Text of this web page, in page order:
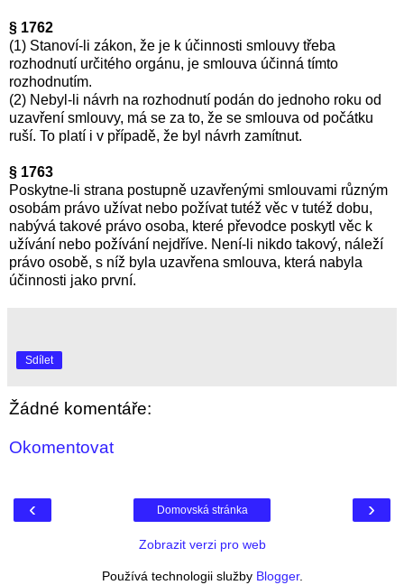
§ 1762
(1) Stanoví-li zákon, že je k účinnosti smlouvy třeba
rozhodnutí určitého orgánu, je smlouva účinná tímto
rozhodnutím.
(2) Nebyl-li návrh na rozhodnutí podán do jednoho roku od
uzavření smlouvy, má se za to, že se smlouva od počátku
ruší. To platí i v případě, že byl návrh zamítnut.
§ 1763
Poskytne-li strana postupně uzavřenými smlouvami různým
osobám právo užívat nebo požívat tutéž věc v tutéž dobu,
nabývá takové právo osoba, které převodce poskytl věc k
užívání nebo požívání nejdříve. Není-li nikdo takový, náleží
právo osobě, s níž byla uzavřena smlouva, která nabyla
účinnosti jako první.
Sdílet
Žádné komentáře:
Okomentovat
‹ ›
Domovská stránka
Zobrazit verzi pro web
Používá technologii služby Blogger.